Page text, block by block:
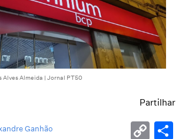
Almeida | Jornal PT50
Ganhão
Partilhar